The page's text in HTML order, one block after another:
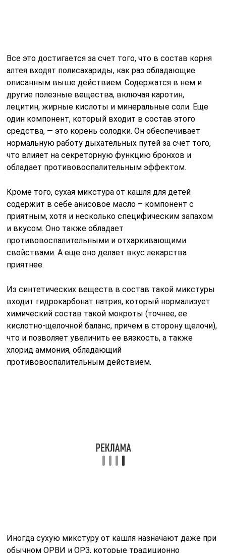
Все это достигается за счет того, что в состав корня
алтея входят полисахариды, как раз обладающие
описанным выше действием. Содержатся в нем и
другие полезные вещества, включая каротин,
лецитин, жирные кислоты и минеральные соли. Еще
один компонент, который входит в состав этого
средства, — это корень солодки. Он обеспечивает
нормальную работу дыхательных путей за счет того,
что влияет на секреторную функцию бронхов и
обладает противовоспалительным эффектом.
Кроме того, сухая микстура от кашля для детей
содержит в себе анисовое масло – компонент с
приятным, хотя и несколько специфическим запахом
и вкусом. Оно также обладает
противовоспалительными и отхаркивающими
свойствами. А еще оно делает вкус лекарства
приятнее.
Из синтетических веществ в состав такой микстуры
входит гидрокарбонат натрия, который нормализует
химический состав такой мокроты (точнее, ее
кислотно-щелочной баланс, причем в сторону щелочи),
что и позволяет увеличить ее вязкость, а также
хлорид аммония, обладающий
противовоспалительным действием.
Иногда сухую микстуру от кашля назначают даже при
обычном ОРВИ и ОРЗ, которые традиционно